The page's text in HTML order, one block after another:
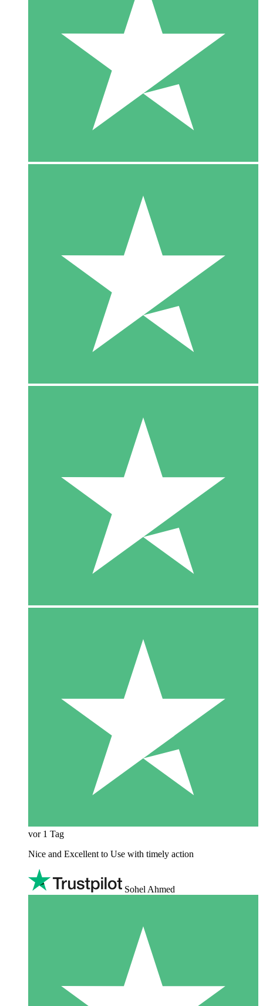
vor 1 Tag
Nice and Excellent to Use with timely action
Sohel Ahmed